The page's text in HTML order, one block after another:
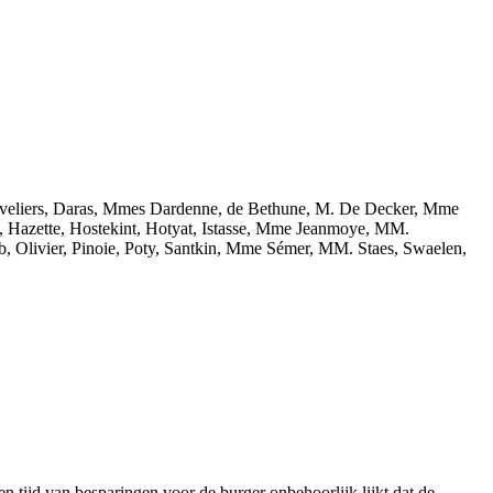
Daras, Mmes Dardenne, de Bethune, M. De Decker, Mme
Hostekint, Hotyat, Istasse, Mme Jeanmoye, MM.
Pinoie, Poty, Santkin, Mme Sémer, MM. Staes, Swaelen,